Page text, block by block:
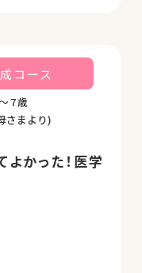
見つけ出す力へと
んだことだけで臨
去問を解いている
」という作図の問
して学んでいたわ
なることを学んで
めき」を感じる瞬
世界を広げる時間
ルド・アイズで
たからだと思いま
思考力」は、勉強
てぶつかる壁をも
います。 子どもの
りがとうございま
コース
7歳
さまより)
よかった！医学